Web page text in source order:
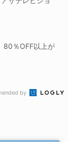
80％OFF以上が
by